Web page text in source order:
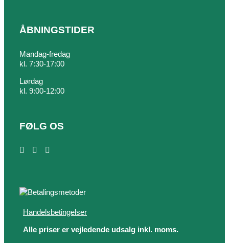
ÅBNINGSTIDER
Mandag-fredag
kl. 7:30-17:00
Lørdag
kl. 9:00-12:00
FØLG OS
Handelsbetingelser
Alle priser er vejledende udsalg inkl. moms.